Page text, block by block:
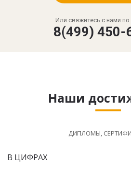
Или свяжитесь с нами по
8(499) 450-
Наши
ДИПЛОМЫ,
В ЦИФРАХ